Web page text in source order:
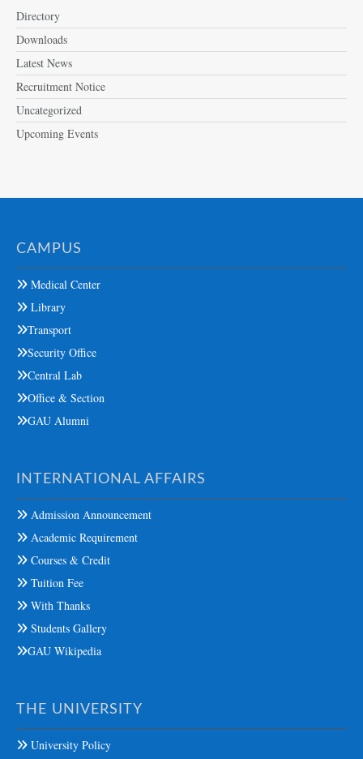
Directory
Downloads
Latest News
Recruitment Notice
Uncategorized
Upcoming Events
CAMPUS
Medical Center
Library
Transport
Security Office
Central Lab
Office & Section
GAU Alumni
INTERNATIONAL AFFAIRS
Admission Announcement
Academic Requirement
Courses & Credit
Tuition Fee
With Thanks
Students Gallery
GAU Wikipedia
THE UNIVERSITY
University Policy